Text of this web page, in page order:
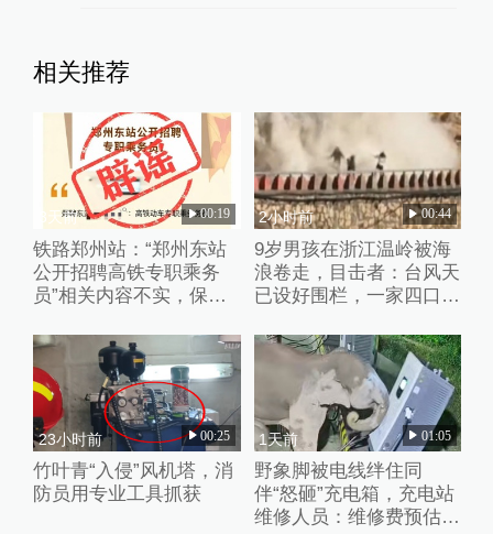
相关推荐
3天前 00:19
铁路郑州站：“郑州东站
公开招聘高铁专职乘务
员”相关内容不实，保留
2小时前 00:44
9岁男孩在浙江温岭被海
浪卷走，目击者：台风天
已设好围栏，一家四口翻
23小时前 00:25
竹叶青“入侵”风机塔，消
防员用专业工具抓获
1天前 01:05
野象脚被电线绊住同
伴“怒砸”充电箱，充电站
维修人员：维修费预估2